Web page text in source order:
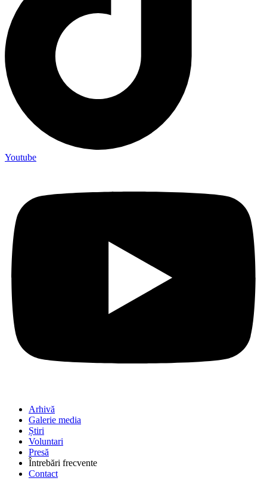
Youtube
Arhivă
Galerie media
Știri
Voluntari
Presă
Întrebări frecvente
Contact